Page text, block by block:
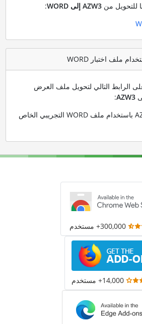
للتحويل من AZW3 إلى WORD
:
الرابط التالي لتحويل ملف العرض
AZW3
:
تحويل WORD إلى AZW3 باستخدام ملف WORD التجريبي الخاص
300,000+ مستخدم
14,000+ مستخدم